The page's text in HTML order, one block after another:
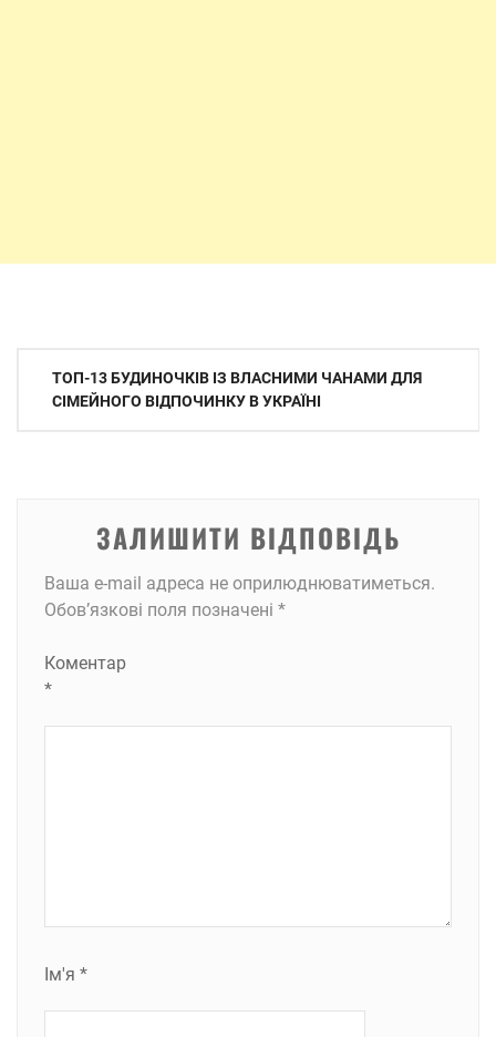
Навігація
записів
ТОП-13 БУДИНОЧКІВ ІЗ ВЛАСНИМИ ЧАНАМИ ДЛЯ
СІМЕЙНОГО ВІДПОЧИНКУ В УКРАЇНІ
ЗАЛИШИТИ ВІДПОВІДЬ
Ваша e-mail адреса не оприлюднюватиметься.
Обов’язкові поля позначені *
Коментар
*
Ім'я *